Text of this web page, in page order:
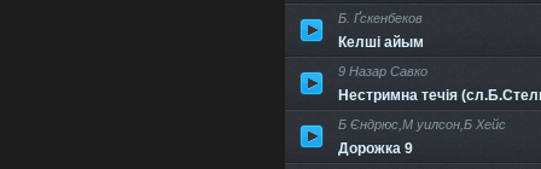
Б. Ґскенбеков
Келші айым
9 Назар Савко
Нестримна течія
Б Єндрюс,М уилсон,Б Хейс
Дорожка 9